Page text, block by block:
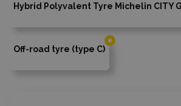
Hybrid Polyvalent Tyre Michelin CITY
Off-road tyre (type C)